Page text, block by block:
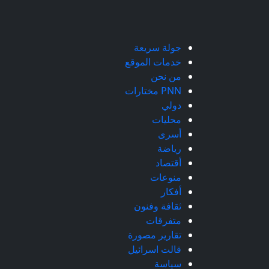
جولة سريعة
خدمات الموقع
من نحن
PNN مختارات
دولي
محليات
أسرى
رياضة
أقتصاد
منوعات
أفكار
ثقافة وفنون
متفرقات
تقارير مصورة
قالت اسرائيل
سياسة